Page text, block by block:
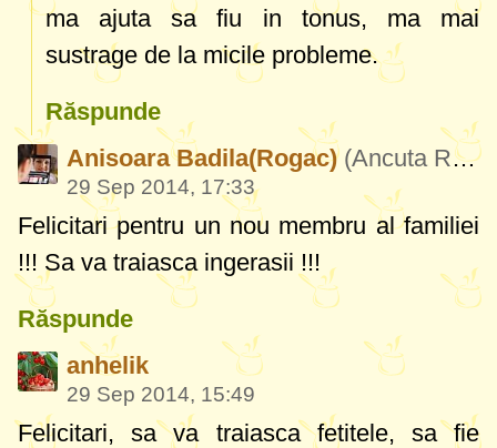
ma ajuta sa fiu in tonus, ma mai
sustrage de la micile probleme.
Răspunde
Anisoara Badila(Rogac) (Ancuta Rogac92)
29 Sep 2014, 17:33
Felicitari pentru un nou membru al familiei
!!! Sa va traiasca ingerasii !!!
Răspunde
anhelik
29 Sep 2014, 15:49
Felicitari, sa va traiasca fetitele, sa fie